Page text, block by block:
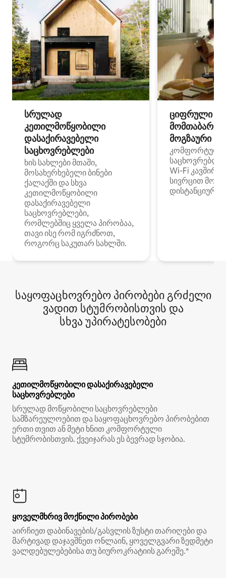
სრულად
კეთილმოწყობილი
დასაქირავებელი
საცხოვრებლები
ხის სახლები მთაში,
მოსახერხებელი ბინები
ქალაქში და სხვა
კეთილმოწყობილი
დასაქირავებელი
საცხოვრებლები,
რომლებშიც ყველა პირობაა,
თავი ისე რომ იგრძნოთ,
როგორც საკუთარ სახლში.
ციფრული
მოგზაური
კომფორტული
Wi‑Fi
სივრცით
დისტანციური
საყოფაცხოვრებო პირობები გრძელი
ვადით სტუმრობისთვის და
სხვა უპირატესობები
კეთილმოწყობილი დასაქირავებელი
საცხოვრებლები
სრულად მოწყობილი საცხოვრებლები
სამზარეულოებით და საყოფაცხოვრებო პირობებით
ერთი თვით ან მეტი ხნით კომფორტული
სტუმრობისთვის. ქვეიჯარას ეს ბევრად სჯობია.
ყოველმხრივ მოქნილი პირობები
აირჩიეთ დაბინავების/გასვლის ზუსტი თარიღები და
მარტივად დაჯავშნეთ ონლაინ, ყოველგვარი ზედმეტი
ვალდებულებებისა თუ ბიუროკრატიის გარეშე.*